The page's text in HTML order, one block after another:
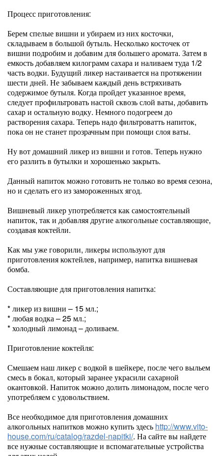
Процесс приготовления:
Берем спелые вишни и убираем из них косточки,
складываем в большой бутыль. Несколько косточек от
вишни подробим и добавим для большего аромата. Затем в
емкость добавляем килограмм сахара и наливаем туда 1/2
часть водки. Будущий ликер настаивается на протяжении
шести дней. Не забываем каждый день встряхивать
содержимое бутыля. Когда пройдет указанное время,
следует профильтровать настой сквозь слой ваты, добавить
сахар и остальную водку. Немного подогреем до
растворения сахара. Теперь надо фильтроватть напиток,
пока он не станет прозрачным при помощи слоя ваты.
Ну вот домашний ликер из вишни и готов. Теперь нужно
его разлить в бутылки и хорошенько закрыть.
Данный напиток можно готовить не только во время сезона,
но и сделать его из замороженных ягод.
Вишневый ликер употребляется как самостоятельный
напиток, так и добавляя другие алкогольные составляющие,
создавая коктейли.
Как мы уже говорили, ликеры используют для
приготовления коктейлев, например, напитка вишневая
бомба.
Составляющие для приготовления напитка:
* ликер из вишни – 15 мл.;
* любая водка – 25 мл.;
* холодный лимонад – доливаем.
Приготовление коктейля:
Смешаем наш ликер с водкой в шейкере, после чего выльем
смесь в бокал, который заранее украсили сахарной
окантовкой. Напиток можно долить лимонадом, после чего
употребляем с удовольствием.
Все необходимое для приготовления домашних
алкогольных напитков можно купить здесь http://www.vito-
house.com/ru/catalog/razdel-napitki/. На сайте вы найдете
все нужные составляющие и вспомагательные устройства